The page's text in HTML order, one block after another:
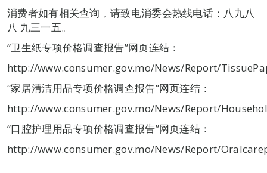
消费者如有相关查询，请致电消委会热线电话：八九八
八 九三一五。
“卫生纸专项价格调查报告”网页连结：
http://www.consumer.gov.mo/News/Report/
“家居清洁用品专项价格调查报告”网页连结：
http://www.consumer.gov.mo/News/Report/
“口腔护理用品专项价格调查报告”网页连结：
http://www.consumer.gov.mo/News/Report/